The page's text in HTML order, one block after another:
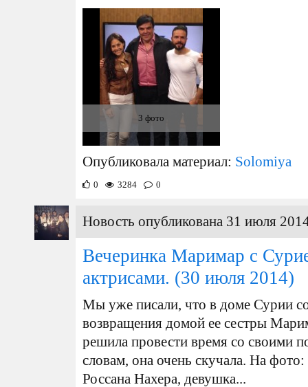
3 фото
Опубликовала материал: Solomiya
0 3284 0
Новость опубликована 31 июля
Вечеринка Маримар с
актрисами. (30 июля 2014)
Мы уже писали, что в доме Сурии
возвращения домой ее сестры
решила провести время со своими
словам, она очень скучала. На
Россана Нахера, девушка...